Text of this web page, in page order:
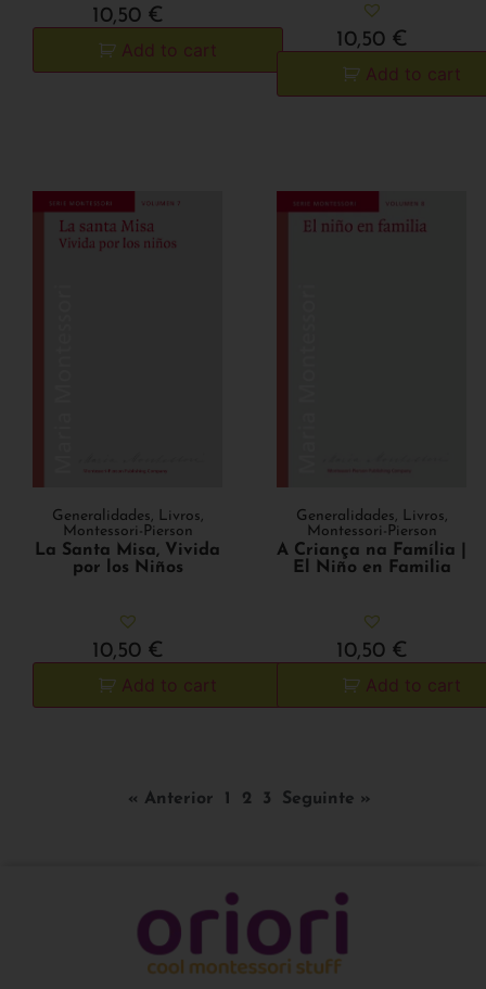
10,50 €
Add to cart
10,50 €
Add to cart
Generalidades, Livros,
Montessori-Pierson
La Santa Misa, Vivida
por los Niños
10,50 €
Add to cart
Generalidades, Livros,
Montessori-Pierson
A Criança na Família |
El Niño en Familia
10,50 €
Add to cart
« Anterior 2 3 Seguinte »